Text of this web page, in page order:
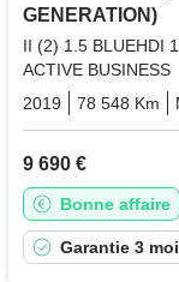
GENERATION)
II (2) 1.5 BLUEHDI
ACTIVE BUSINESS
2019
78 548 Km
9 690 €
Bonne affaire
Garantie 3